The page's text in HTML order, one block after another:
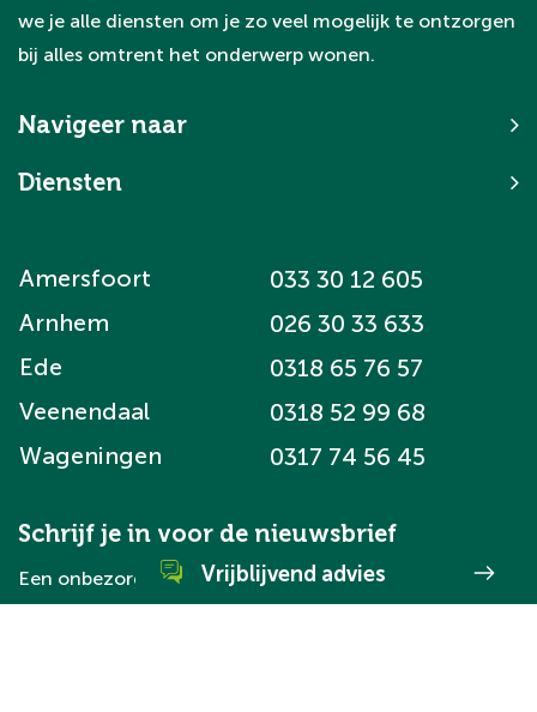
we je alle diensten om je zo veel mogelijk te ontzorgen
bij alles omtrent het onderwerp wonen.
Navigeer naar
Diensten
Amersfoort
033 30 12 605
Arnhem
026 30 33 633
Ede
0318 65 76 57
Veenendaal
0318 52 99 68
Wageningen
0317 74 56 45
Schrijf je in voor de nieuwsbrief
Een onbezorgde financiële woontoekomst voor jou.
Vrijblijvend advies